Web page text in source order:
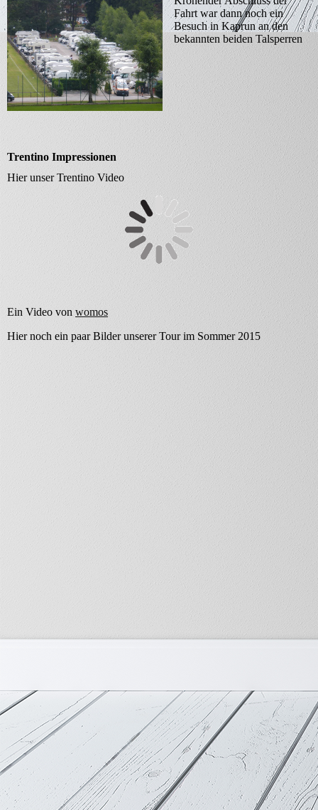
Fahrt war dann noch ein
Besuch in Kaprun an den
bekannten beiden Talsperren
Trentino Impressionen
Hier unser Trentino Video
Ein Video von womos
Hier noch ein paar Bilder unserer Tour im Sommer 2015